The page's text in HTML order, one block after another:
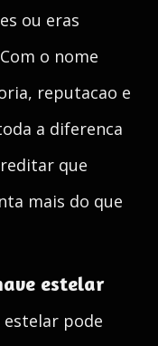
ou eras
o nome
reputacao e
a diferenca
que
mais do que
estelar
estelar pode